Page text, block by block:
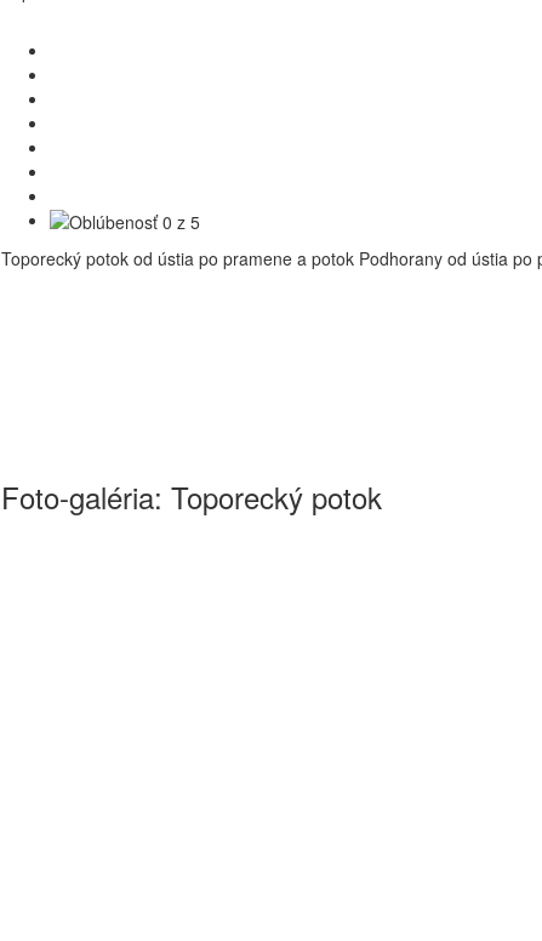
Toporecký potok od ústia po pramene a potok Podhorany od ústia po
Foto-galéria: Toporecký potok